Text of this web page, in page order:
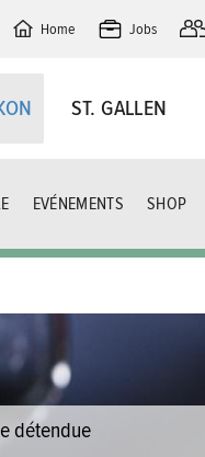
ST. GALLEN
EVÉNEMENTS SHOP
Home Jobs
détendue